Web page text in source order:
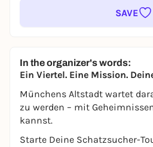
SAVE
In the organizer's words:
Ein Viertel. Eine Mission.
Münchens Altstadt wartet
zu werden – mit
kannst.
Starte Deine Schatzsucher-